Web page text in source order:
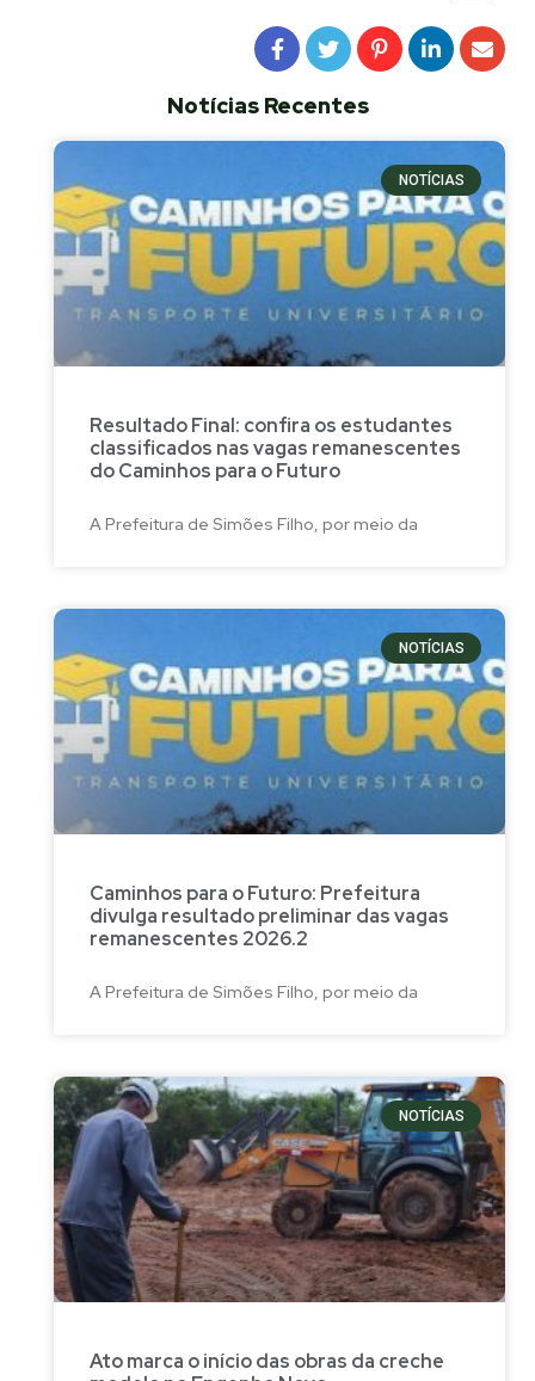
Notícias Recentes
NOTÍCIAS
Resultado Final: confira os estudantes
classificados nas vagas remanescentes
do Caminhos para o Futuro
A Prefeitura de Simões Filho, por meio da
NOTÍCIAS
Caminhos para o Futuro: Prefeitura
divulga resultado preliminar das vagas
remanescentes 2026.2
A Prefeitura de Simões Filho, por meio da
NOTÍCIAS
Ato marca o início das obras da creche